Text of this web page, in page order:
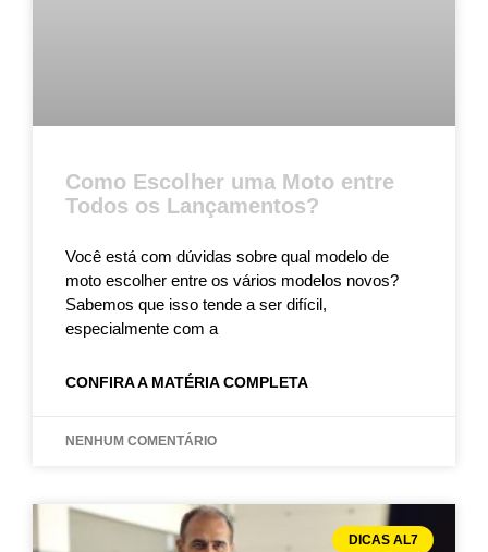
Como Escolher uma Moto entre
Todos os Lançamentos?
Você está com dúvidas sobre qual modelo de
moto escolher entre os vários modelos novos?
Sabemos que isso tende a ser difícil,
especialmente com a
CONFIRA A MATÉRIA COMPLETA
NENHUM COMENTÁRIO
DICAS AL7